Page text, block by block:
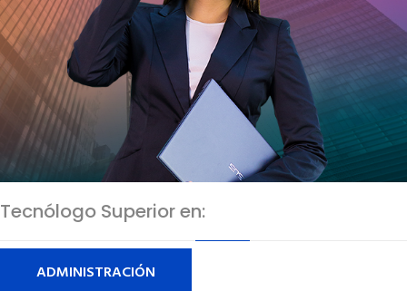
Tecnólogo Superior en:
ADMINISTRACIÓN